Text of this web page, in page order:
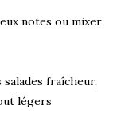
notes ou mixer
fraîcheur,
légers